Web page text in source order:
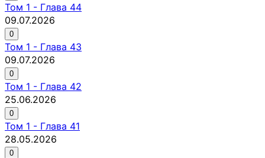
Том 1 - Глава 44
09.07.2026
0
Том 1 - Глава 43
09.07.2026
0
Том 1 - Глава 42
25.06.2026
0
Том 1 - Глава 41
28.05.2026
0